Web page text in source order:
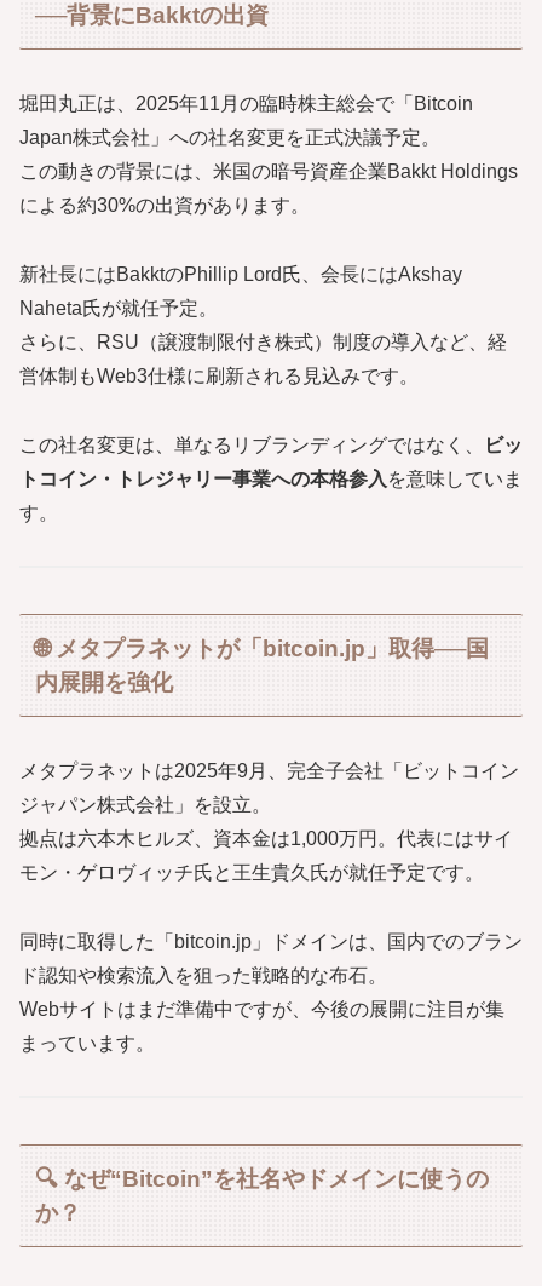
──背景にBakktの出資
堀田丸正は、2025年11月の臨時株主総会で「Bitcoin
Japan株式会社」への社名変更を正式決議予定。
この動きの背景には、米国の暗号資産企業Bakkt Holdings
による約30%の出資があります。
新社長にはBakktのPhillip Lord氏、会長にはAkshay
Naheta氏が就任予定。
さらに、RSU（譲渡制限付き株式）制度の導入など、経
営体制もWeb3仕様に刷新される見込みです。
この社名変更は、単なるリブランディングではなく、
ビッ
トコイン・トレジャリー事業への本格参入 を意味していま
す。
🌐 メタプラネットが「bitcoin.jp」取得──国
内展開を強化
メタプラネットは2025年9月、完全子会社「ビットコイン
ジャパン株式会社」を設立。
拠点は六本木ヒルズ、資本金は1,000万円。代表にはサイ
モン・ゲロヴィッチ氏と王生貴久氏が就任予定です。
同時に取得した「bitcoin.jp」ドメインは、国内でのブラン
ド認知や検索流入を狙った戦略的な布石。
Webサイトはまだ準備中ですが、今後の展開に注目が集
まっています。
🔍 なぜ“Bitcoin”を社名やドメインに使うの
か？